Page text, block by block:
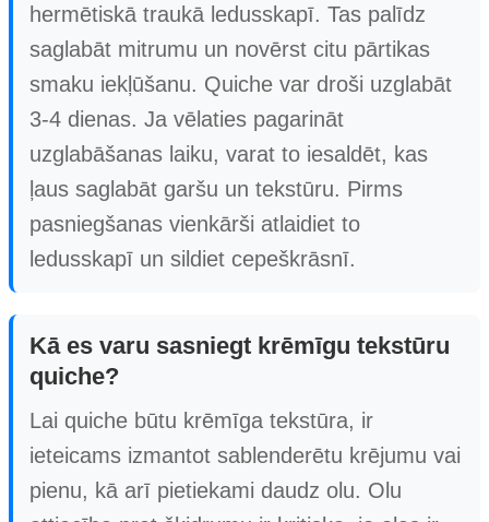
hermētiskā traukā ledusskapī. Tas palīdz
saglabāt mitrumu un novērst citu pārtikas
smaku iekļūšanu. Quiche var droši uzglabāt
3-4 dienas. Ja vēlaties pagarināt
uzglabāšanas laiku, varat to iesaldēt, kas
ļaus saglabāt garšu un tekstūru. Pirms
pasniegšanas vienkārši atlaidiet to
ledusskapī un sildiet cepeškrāsnī.
Kā es varu sasniegt krēmīgu tekstūru
quiche?
Lai quiche būtu krēmīga tekstūra, ir
ieteicams izmantot sablenderētu krējumu vai
pienu, kā arī pietiekami daudz olu. Olu